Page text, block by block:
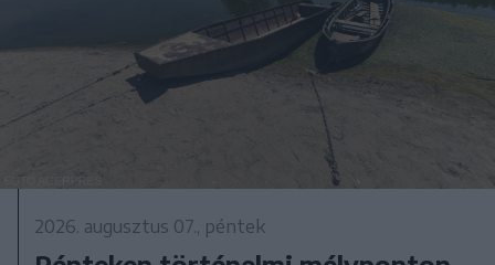
2026. augusztus 07., péntek